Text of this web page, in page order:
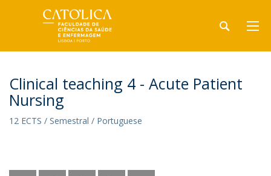
Clinical teaching 4 - Acute Patient
Nursing
12 ECTS / Semestral / Portuguese